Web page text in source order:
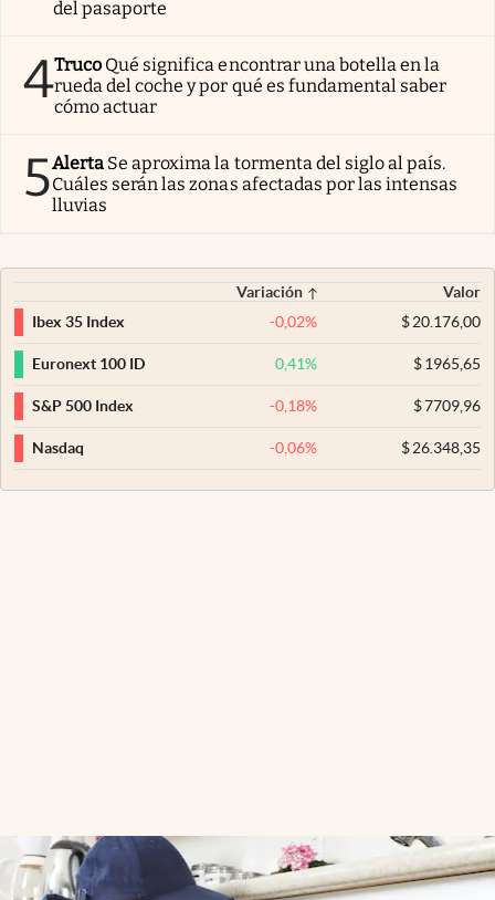
del pasaporte
4Truco Qué significa encontrar una botella en la
rueda del coche y por qué es fundamental saber
cómo actuar
5Alerta Se aproxima la tormenta del siglo al país.
Cuáles serán las zonas afectadas por las intensas
lluvias
Variación
Valor
Ibex 35 Index
-0,02% $20.176,00
Euronext 100 ID 0,41% $1965,65
S&P 500 Index -0,18% $7709,96
Nasdaq -0,06% $26.348,35